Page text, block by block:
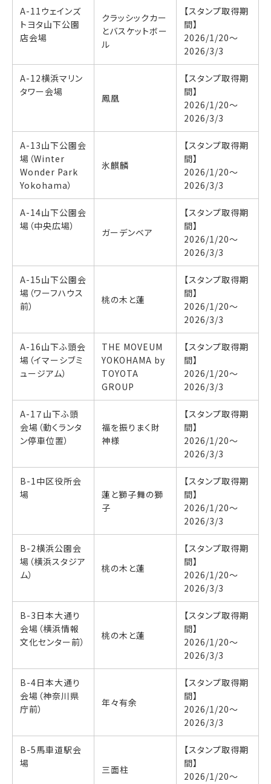
A-11ウェインズ
トヨタ山下公園
店会場
クラッシックカー
とバスケットボー
ル
【スタンプ取得期
間】
2026/1/20〜
2026/3/3
A-12横浜マリン
タワー会場
鳳凰
【スタンプ取得期
間】
2026/1/20〜
2026/3/3
A-13山下公園会
場（Winter
Wonder Park
Yokohama）
氷麒麟
【スタンプ取得期
間】
2026/1/20〜
2026/3/3
A-14山下公園会
場（中央広場）
ガーデンベア
【スタンプ取得期
間】
2026/1/20〜
2026/3/3
A-15山下公園会
場（ワーフハウス
前）
桃の木と蓮
【スタンプ取得期
間】
2026/1/20〜
2026/3/3
A-16山下ふ頭会
場（イマーシブミ
ュージアム）
THE MOVEUM
YOKOHAMA by
TOYOTA
GROUP
【スタンプ取得期
間】
2026/1/20〜
2026/3/3
A-1７山下ふ頭
会場（動くランタ
ン停車位置）
福を振りまく財
神様
【スタンプ取得期
間】
2026/1/20〜
2026/3/3
B-1中区役所会
場
蓮と獅子舞の獅
子
【スタンプ取得期
間】
2026/1/20〜
2026/3/3
B-2横浜公園会
場（横浜スタジア
ム）
桃の木と蓮
【スタンプ取得期
間】
2026/1/20〜
2026/3/3
B-3日本大通り
会場（横浜情報
文化センター前）
桃の木と蓮
【スタンプ取得期
間】
2026/1/20〜
2026/3/3
B-4日本大通り
会場（神奈川県
庁前）
年々有余
【スタンプ取得期
間】
2026/1/20〜
2026/3/3
B-5馬車道駅会
場
三面柱
【スタンプ取得期
間】
2026/1/20〜